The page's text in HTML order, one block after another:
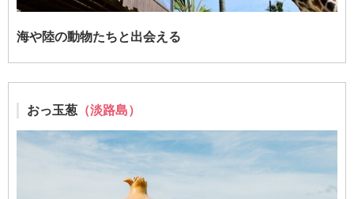
海や陸の動物たちと出会える
おっ玉葱 （淡路島）